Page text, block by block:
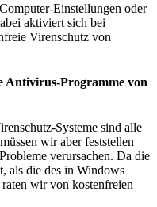
Einstellungen oder
aktiviert sich bei
Virenschutz von
Antivirus-Programme von
Systeme sind alle
wir aber feststellen
verursachen. Da die
als die des in Windows
wir von kostenfreien